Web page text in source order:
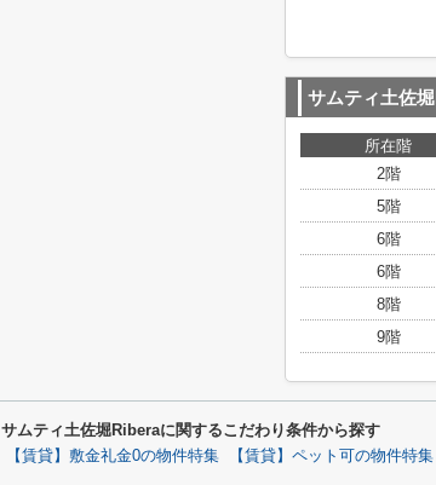
サムティ土佐
所在階
2階
5階
6階
6階
8階
9階
サムティ土佐堀Riberaに関するこだわり条件から探す
【賃貸】敷金礼金0の物件特集 【賃貸】ペット可の物件特集